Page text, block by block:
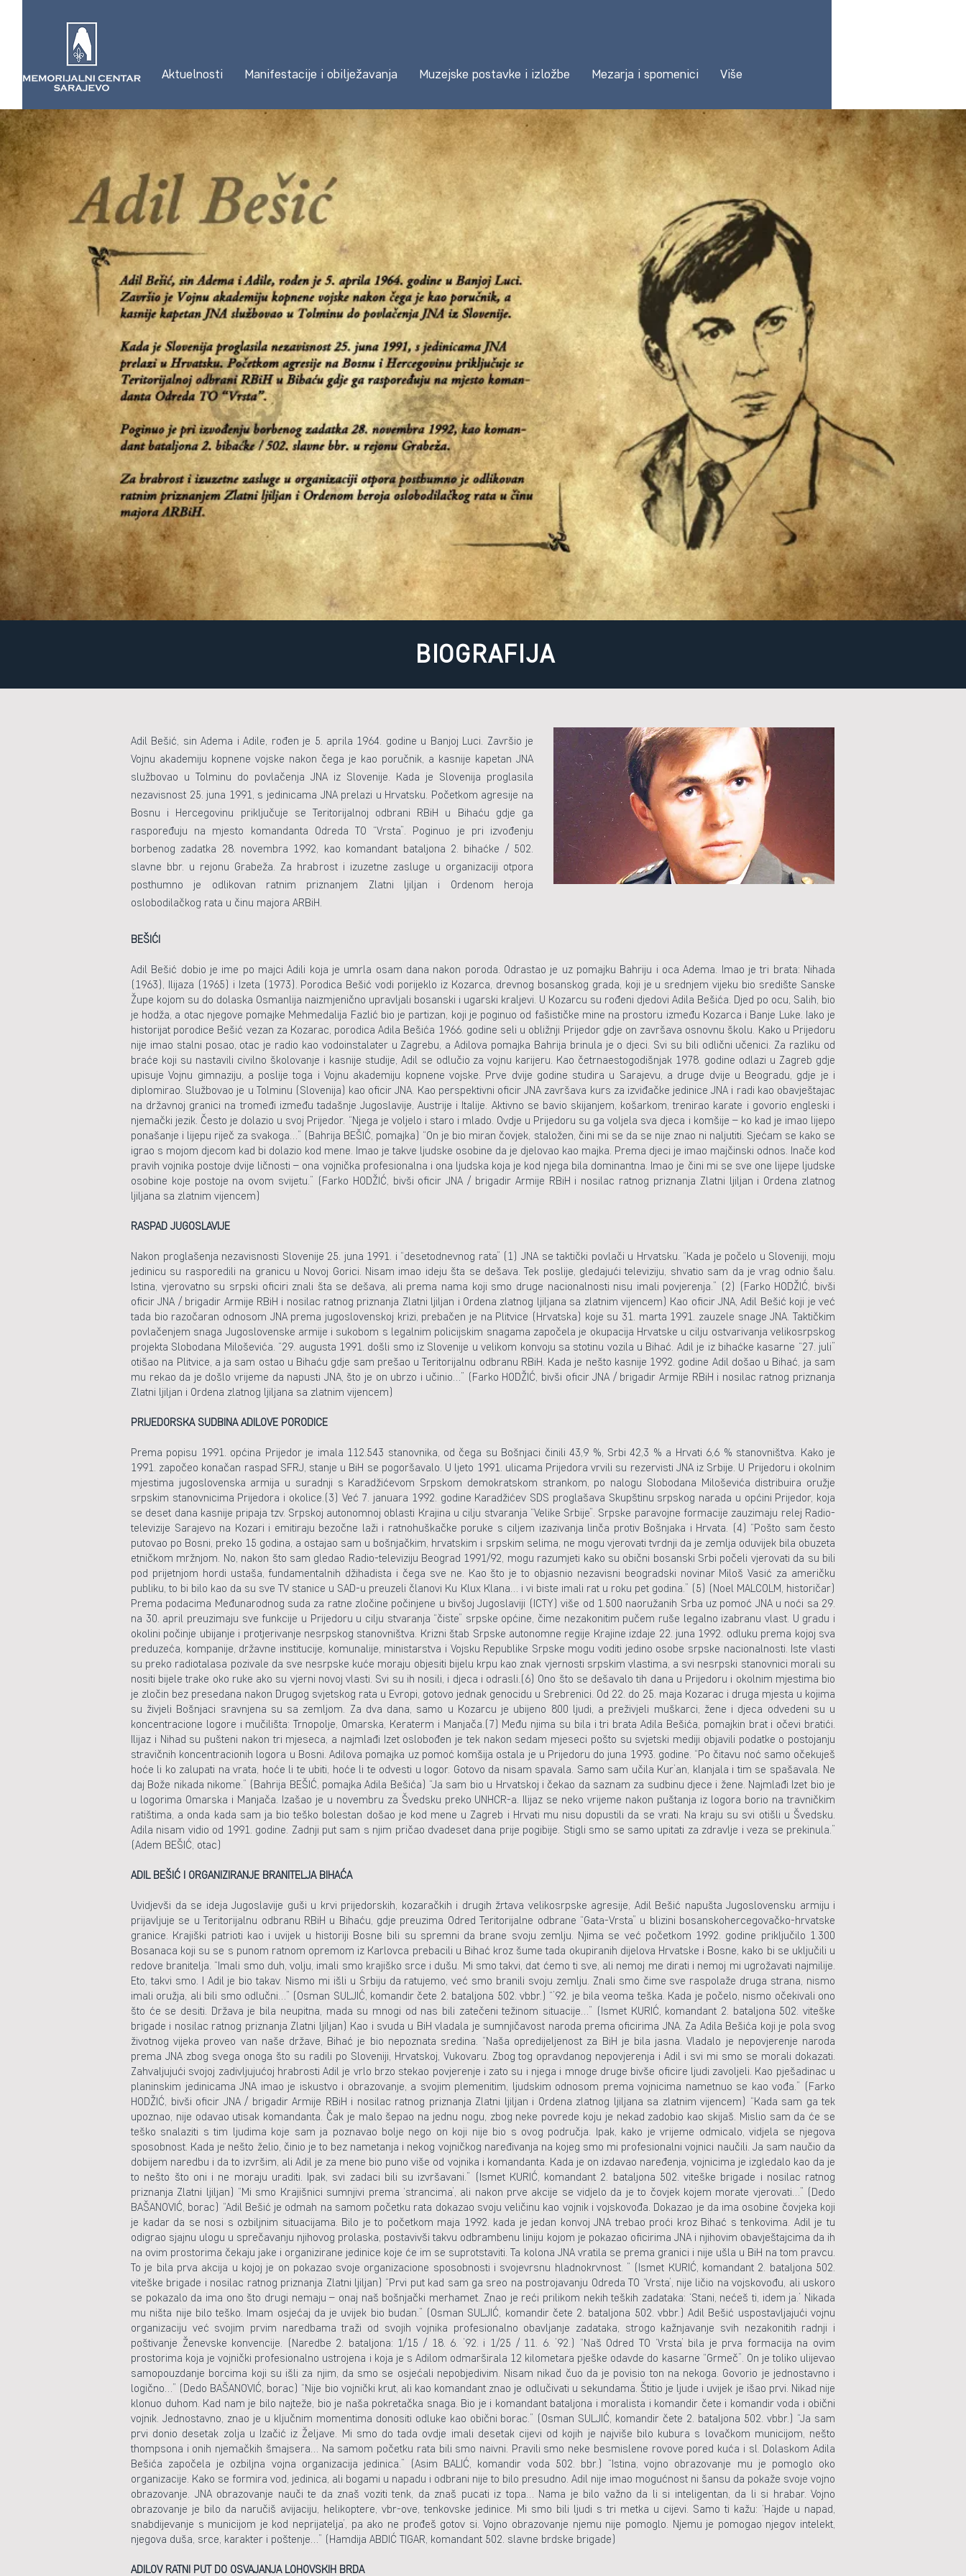
Aktuelnosti Manifestacije i obilježavanja Muzejske postavke i izložbe Mezarja i spomenici Više
BIOGRAFIJA
Adil Bešić, sin Adema i Adile, rođen je 5. aprila 1964. godine u Banjoj Luci. Završio je
Vojnu akademiju kopnene vojske nakon čega je kao poručnik, a kasnije kapetan JNA
službovao u Tolminu do povlačenja JNA iz Slovenije. Kada je Slovenija proglasila
nezavisnost 25. juna 1991, s jedinicama JNA prelazi u Hrvatsku. Početkom agresije na
Bosnu i Hercegovinu priključuje se Teritorijalnoj odbrani RBiH u Bihaću gdje ga
raspoređuju na mjesto komandanta Odreda TO “Vrsta”. Poginuo je pri izvođenju
borbenog zadatka 28. novembra 1992, kao komandant bataljona 2. bihaćke / 502.
slavne bbr. u rejonu Grabeža. Za hrabrost i izuzetne zasluge u organizaciji otpora
posthumno je odlikovan ratnim priznanjem Zlatni ljiljan i Ordenom heroja
oslobodilačkog rata u činu majora ARBiH.
BEŠIĆI
Adil Bešić dobio je ime po majci Adili koja je umrla osam dana nakon poroda. Odrastao je uz pomajku Bahriju i oca Adema. Imao je tri brata: Nihada
(1963), Ilijaza (1965) i Izeta (1973). Porodica Bešić vodi porijeklo iz Kozarca, drevnog bosanskog grada, koji je u srednjem vijeku bio središte Sanske
Župe kojom su do dolaska Osmanlija naizmjenično upravljali bosanski i ugarski kraljevi. U Kozarcu su rođeni djedovi Adila Bešića. Djed po ocu, Salih, bio
je hodža, a otac njegove pomajke Mehmedalija Fazlić bio je partizan, koji je poginuo od fašističke mine na prostoru između Kozarca i Banje Luke. Iako je
historijat porodice Bešić vezan za Kozarac, porodica Adila Bešića 1966. godine seli u obližnji Prijedor gdje on završava osnovnu školu. Kako u Prijedoru
nije imao stalni posao, otac je radio kao vodoinstalater u Zagrebu, a Adilova pomajka Bahrija brinula je o djeci. Svi su bili odlični učenici. Za razliku od
braće koji su nastavili civilno školovanje i kasnije studije, Adil se odlučio za vojnu karijeru. Kao četrnaestogodišnjak 1978. godine odlazi u Zagreb gdje
upisuje Vojnu gimnaziju, a poslije toga i Vojnu akademiju kopnene vojske. Prve dvije godine studira u Sarajevu, a druge dvije u Beogradu, gdje je i
diplomirao. Službovao je u Tolminu (Slovenija) kao oficir JNA. Kao perspektivni oficir JNA završava kurs za izviđačke jedinice JNA i radi kao obavještajac
na državnoj granici na tromeđi između tadašnje Jugoslavije, Austrije i Italije. Aktivno se bavio skijanjem, košarkom, trenirao karate i govorio engleski i
njemački jezik. Često je dolazio u svoj Prijedor. “Njega je voljelo i staro i mlado. Ovdje u Prijedoru su ga voljela sva djeca i komšije – ko kad je imao lijepo
ponašanje i lijepu riječ za svakoga…” (Bahrija BEŠIĆ, pomajka) “On je bio miran čovjek, staložen, čini mi se da se nije znao ni naljutiti. Sjećam se kako se
igrao s mojom djecom kad bi dolazio kod mene. Imao je takve ljudske osobine da je djelovao kao majka. Prema djeci je imao majčinski odnos. Inače kod
pravih vojnika postoje dvije ličnosti – ona vojnička profesionalna i ona ljudska koja je kod njega bila dominantna. Imao je čini mi se sve one lijepe ljudske
osobine koje postoje na ovom svijetu.” (Farko HODŽIĆ, bivši oficir JNA / brigadir Armije RBiH i nosilac ratnog priznanja Zlatni ljiljan i Ordena zlatnog
ljiljana sa zlatnim vijencem)
RASPAD JUGOSLAVIJE
Nakon proglašenja nezavisnosti Slovenije 25. juna 1991. i “desetodnevnog rata” (1) JNA se taktički povlači u Hrvatsku. “Kada je počelo u Sloveniji, moju
jedinicu su rasporedili na granicu u Novoj Gorici. Nisam imao ideju šta se dešava. Tek poslije, gledajući televiziju, shvatio sam da je vrag odnio šalu.
Istina, vjerovatno su srpski oficiri znali šta se dešava, ali prema nama koji smo druge nacionalnosti nisu imali povjerenja.” (2) (Farko HODŽIĆ, bivši
oficir JNA / brigadir Armije RBiH i nosilac ratnog priznanja Zlatni ljiljan i Ordena zlatnog ljiljana sa zlatnim vijencem) Kao oficir JNA, Adil Bešić koji je već
tada bio razočaran odnosom JNA prema jugoslovenskoj krizi, prebačen je na Plitvice (Hrvatska) koje su 31. marta 1991. zauzele snage JNA. Taktičkim
povlačenjem snaga Jugoslovenske armije i sukobom s legalnim policijskim snagama započela je okupacija Hrvatske u cilju ostvarivanja velikosrpskog
projekta Slobodana Miloševića. “29. augusta 1991. došli smo iz Slovenije u velikom konvoju sa stotinu vozila u Bihać. Adil je iz bihaćke kasarne “27. juli”
otišao na Plitvice, a ja sam ostao u Bihaću gdje sam prešao u Teritorijalnu odbranu RBiH. Kada je nešto kasnije 1992. godine Adil došao u Bihać, ja sam
mu rekao da je došlo vrijeme da napusti JNA, što je on ubrzo i učinio…” (Farko HODŽIĆ, bivši oficir JNA / brigadir Armije RBiH i nosilac ratnog priznanja
Zlatni ljiljan i Ordena zlatnog ljiljana sa zlatnim vijencem)
PRIJEDORSKA SUDBINA ADILOVE PORODICE
Prema popisu 1991. općina Prijedor je imala 112.543 stanovnika, od čega su Bošnjaci činili 43,9 %, Srbi 42,3 % a Hrvati 6,6 % stanovništva. Kako je
1991. započeo konačan raspad SFRJ, stanje u BiH se pogoršavalo. U ljeto 1991. ulicama Prijedora vrvili su rezervisti JNA iz Srbije. U Prijedoru i okolnim
mjestima jugoslovenska armija u suradnji s Karadžićevom Srpskom demokratskom strankom, po nalogu Slobodana Miloševića distribuira oružje
srpskim stanovnicima Prijedora i okolice.(3) Već 7. januara 1992. godine Karadžićev SDS proglašava Skupštinu srpskog narada u općini Prijedor, koja
se deset dana kasnije pripaja tzv. Srpskoj autonomnoj oblasti Krajina u cilju stvaranja “Velike Srbije”. Srpske paravojne formacije zauzimaju relej Radio-
televizije Sarajevo na Kozari i emitiraju bezočne laži i ratnohuškačke poruke s ciljem izazivanja linča protiv Bošnjaka i Hrvata. (4) “Pošto sam često
putovao po Bosni, preko 15 godina, a ostajao sam u bošnjačkim, hrvatskim i srpskim selima, ne mogu vjerovati tvrdnji da je zemlja oduvijek bila obuzeta
etničkom mržnjom. No, nakon što sam gledao Radio-televiziju Beograd 1991/92, mogu razumjeti kako su obični bosanski Srbi počeli vjerovati da su bili
pod prijetnjom hordi ustaša, fundamentalnih džihadista i čega sve ne. Kao što je to objasnio nezavisni beogradski novinar Miloš Vasić za američku
publiku, to bi bilo kao da su sve TV stanice u SAD-u preuzeli članovi Ku Klux Klana… i vi biste imali rat u roku pet godina.” (5) (Noel MALCOLM, historičar)
Prema podacima Međunarodnog suda za ratne zločine počinjene u bivšoj Jugoslaviji (ICTY) više od 1.500 naoružanih Srba uz pomoć JNA u noći sa 29.
na 30. april preuzimaju sve funkcije u Prijedoru u cilju stvaranja “čiste” srpske općine, čime nezakonitim pučem ruše legalno izabranu vlast. U gradu i
okolini počinje ubijanje i protjerivanje nesrpskog stanovništva. Krizni štab Srpske autonomne regije Krajine izdaje 22. juna 1992. odluku prema kojoj sva
preduzeća, kompanije, državne institucije, komunalije, ministarstva i Vojsku Republike Srpske mogu voditi jedino osobe srpske nacionalnosti. Iste vlasti
su preko radiotalasa pozivale da sve nesrpske kuće moraju objesiti bijelu krpu kao znak vjernosti srpskim vlastima, a svi nesrpski stanovnici morali su
nositi bijele trake oko ruke ako su vjerni novoj vlasti. Svi su ih nosili, i djeca i odrasli.(6) Ono što se dešavalo tih dana u Prijedoru i okolnim mjestima bio
je zločin bez presedana nakon Drugog svjetskog rata u Evropi, gotovo jednak genocidu u Srebrenici. Od 22. do 25. maja Kozarac i druga mjesta u kojima
su živjeli Bošnjaci sravnjena su sa zemljom. Za dva dana, samo u Kozarcu je ubijeno 800 ljudi, a preživjeli muškarci, žene i djeca odvedeni su u
koncentracione logore i mučilišta: Trnopolje, Omarska, Keraterm i Manjača.(7) Među njima su bila i tri brata Adila Bešića, pomajkin brat i očevi bratići.
Ilijaz i Nihad su pušteni nakon tri mjeseca, a najmlađi Izet oslobođen je tek nakon sedam mjeseci pošto su svjetski mediji objavili podatke o postojanju
stravičnih koncentracionih logora u Bosni. Adilova pomajka uz pomoć komšija ostala je u Prijedoru do juna 1993. godine. “Po čitavu noć samo očekuješ
hoće li ko zalupati na vrata, hoće li te ubiti, hoće li te odvesti u logor. Gotovo da nisam spavala. Samo sam učila Kur’an, klanjala i tim se spašavala. Ne
daj Bože nikada nikome.” (Bahrija BEŠIĆ, pomajka Adila Bešića) “Ja sam bio u Hrvatskoj i čekao da saznam za sudbinu djece i žene. Najmlađi Izet bio je
u logorima Omarska i Manjača. Izašao je u novembru za Švedsku preko UNHCR-a. Ilijaz se neko vrijeme nakon puštanja iz logora borio na travničkim
ratištima, a onda kada sam ja bio teško bolestan došao je kod mene u Zagreb i Hrvati mu nisu dopustili da se vrati. Na kraju su svi otišli u Švedsku.
Adila nisam vidio od 1991. godine. Zadnji put sam s njim pričao dvadeset dana prije pogibije. Stigli smo se samo upitati za zdravlje i veza se prekinula.”
(Adem BEŠIĆ, otac)
ADIL BEŠIĆ I ORGANIZIRANJE BRANITELJA BIHAĆA
Uvidjevši da se ideja Jugoslavije guši u krvi prijedorskih, kozaračkih i drugih žrtava velikosrpske agresije, Adil Bešić napušta Jugoslovensku armiju i
prijavljuje se u Teritorijalnu odbranu RBiH u Bihaću, gdje preuzima Odred Teritorijalne odbrane “Gata-Vrsta” u blizini bosanskohercegovačko-hrvatske
granice. Krajiški patrioti kao i uvijek u historiji Bosne bili su spremni da brane svoju zemlju. Njima se već početkom 1992. godine priključilo 1.300
Bosanaca koji su se s punom ratnom opremom iz Karlovca prebacili u Bihać kroz šume tada okupiranih dijelova Hrvatske i Bosne, kako bi se uključili u
redove branitelja. “Imali smo duh, volju, imali smo krajiško srce i dušu. Mi smo takvi, dat ćemo ti sve, ali nemoj me dirati i nemoj mi ugrožavati najmilije.
Eto, takvi smo. I Adil je bio takav. Nismo mi išli u Srbiju da ratujemo, već smo branili svoju zemlju. Znali smo čime sve raspolaže druga strana, nismo
imali oružja, ali bili smo odlučni…” (Osman SULJIĆ, komandir čete 2. bataljona 502. vbbr.) “’92. je bila veoma teška. Kada je počelo, nismo očekivali ono
što će se desiti. Država je bila neupitna, mada su mnogi od nas bili zatečeni težinom situacije…” (Ismet KURIĆ, komandant 2. bataljona 502. viteške
brigade i nosilac ratnog priznanja Zlatni ljiljan) Kao i svuda u BiH vladala je sumnjičavost naroda prema oficirima JNA. Za Adila Bešića koji je pola svog
životnog vijeka proveo van naše države, Bihać je bio nepoznata sredina. “Naša opredijeljenost za BiH je bila jasna. Vladalo je nepovjerenje naroda
prema JNA zbog svega onoga što su radili po Sloveniji, Hrvatskoj, Vukovaru. Zbog tog opravdanog nepovjerenja i Adil i svi mi smo se morali dokazati.
Zahvaljujući svojoj zadivljujućoj hrabrosti Adil je vrlo brzo stekao povjerenje i zato su i njega i mnoge druge bivše oficire ljudi zavoljeli. Kao pješadinac u
planinskim jedinicama JNA imao je iskustvo i obrazovanje, a svojim plemenitim, ljudskim odnosom prema vojnicima nametnuo se kao vođa.” (Farko
HODŽIĆ, bivši oficir JNA / brigadir Armije RBiH i nosilac ratnog priznanja Zlatni ljiljan i Ordena zlatnog ljiljana sa zlatnim vijencem) “Kada sam ga tek
upoznao, nije odavao utisak komandanta. Čak je malo šepao na jednu nogu, zbog neke povrede koju je nekad zadobio kao skijaš. Mislio sam da će se
teško snalaziti s tim ljudima koje sam ja poznavao bolje nego on koji nije bio s ovog područja. Ipak, kako je vrijeme odmicalo, vidjela se njegova
sposobnost. Kada je nešto želio, činio je to bez nametanja i nekog vojničkog naređivanja na kojeg smo mi profesionalni vojnici naučili. Ja sam naučio da
dobijem naredbu i da to izvršim, ali Adil je za mene bio puno više od vojnika i komandanta. Kada je on izdavao naređenja, vojnicima je izgledalo kao da je
to nešto što oni i ne moraju uraditi. Ipak, svi zadaci bili su izvršavani.” (Ismet KURIĆ, komandant 2. bataljona 502. viteške brigade i nosilac ratnog
priznanja Zlatni ljiljan) “Mi smo Krajišnici sumnjivi prema ‘strancima’, ali nakon prve akcije se vidjelo da je to čovjek kojem morate vjerovati…” (Dedo
BAŠANOVIĆ, borac) “Adil Bešić je odmah na samom početku rata dokazao svoju veličinu kao vojnik i vojskovođa. Dokazao je da ima osobine čovjeka koji
je kadar da se nosi s ozbiljnim situacijama. Bilo je to početkom maja 1992. kada je jedan konvoj JNA trebao proći kroz Bihać s tenkovima. Adil je tu
odigrao sjajnu ulogu u sprečavanju njihovog prolaska, postavivši takvu odbrambenu liniju kojom je pokazao oficirima JNA i njihovim obavještajcima da ih
na ovim prostorima čekaju jake i organizirane jedinice koje će im se suprotstaviti. Ta kolona JNA vratila se prema granici i nije ušla u BiH na tom pravcu.
To je bila prva akcija u kojoj je on pokazao svoje organizacione sposobnosti i svojevrsnu hladnokrvnost. ” (Ismet KURIĆ, komandant 2. bataljona 502.
viteške brigade i nosilac ratnog priznanja Zlatni ljiljan) “Prvi put kad sam ga sreo na postrojavanju Odreda TO ‘Vrsta’, nije ličio na vojskovođu, ali uskoro
se pokazalo da ima ono što drugi nemaju – onaj naš bošnjački merhamet. Znao je reći prilikom nekih teških zadataka: ‘Stani, nećeš ti, idem ja.’ Nikada
mu ništa nije bilo teško. Imam osjećaj da je uvijek bio budan.” (Osman SULJIĆ, komandir čete 2. bataljona 502. vbbr.) Adil Bešić uspostavljajući vojnu
organizaciju već svojim prvim naredbama traži od svojih vojnika profesionalno obavljanje zadataka, strogo kažnjavanje svih nezakonitih radnji i
poštivanje Ženevske konvencije. (Naredbe 2. bataljona: 1/15 / 18. 6. ’92. i 1/25 / 11. 6. ’92.) “Naš Odred TO ‘Vrsta’ bila je prva formacija na ovim
prostorima koja je vojnički profesionalno ustrojena i koja je s Adilom odmarširala 12 kilometara pješke odavde do kasarne “Grmeč”. On je toliko ulijevao
samopouzdanje borcima koji su išli za njim, da smo se osjećali nepobjedivim. Nisam nikad čuo da je povisio ton na nekoga. Govorio je jednostavno i
logično…” (Dedo BAŠANOVIĆ, borac) “Nije bio vojnički krut, ali kao komandant znao je odlučivati u sekundama. Štitio je ljude i uvijek je išao prvi. Nikad nije
klonuo duhom. Kad nam je bilo najteže, bio je naša pokretačka snaga. Bio je i komandant bataljona i moralista i komandir čete i komandir voda i obični
vojnik. Jednostavno, znao je u ključnim momentima donositi odluke kao obični borac.” (Osman SULJIĆ, komandir čete 2. bataljona 502. vbbr.) “Ja sam
prvi donio desetak zolja u Izačić iz Željave. Mi smo do tada ovdje imali desetak cijevi od kojih je najviše bilo kubura s lovačkom municijom, nešto
thompsona i onih njemačkih šmajsera… Na samom početku rata bili smo naivni. Pravili smo neke besmislene rovove pored kuća i sl. Dolaskom Adila
Bešića započela je ozbiljna vojna organizacija jedinica.” (Asim BALIĆ, komandir voda 502. bbr.) “Istina, vojno obrazovanje mu je pomoglo oko
organizacije. Kako se formira vod, jedinica, ali bogami u napadu i odbrani nije to bilo presudno. Adil nije imao mogućnost ni šansu da pokaže svoje vojno
obrazovanje. JNA obrazovanje nauči te da znaš voziti tenk, da znaš pucati iz topa… Nama je bilo važno da li si inteligentan, da li si hrabar. Vojno
obrazovanje je bilo da naručiš avijaciju, helikoptere, vbr-ove, tenkovske jedinice. Mi smo bili ljudi s tri metka u cijevi. Samo ti kažu: ‘Hajde u napad,
snabdijevanje s municijom je kod neprijatelja’, pa ako ne prođeš gotov si. Vojno obrazovanje njemu nije pomoglo. Njemu je pomogao njegov intelekt,
njegova duša, srce, karakter i poštenje…” (Hamdija ABDIĆ TIGAR, komandant 502. slavne brdske brigade)
ADILOV RATNI PUT DO OSVAJANJA LOHOVSKIH BRDA